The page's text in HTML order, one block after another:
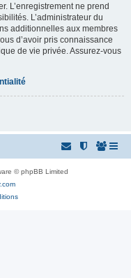
L’enregistrement ne prend
L’administrateur du
additionnelles aux membres
d’avoir pris connaissance
de vie privée. Assurez-vous
© phpBB Limited